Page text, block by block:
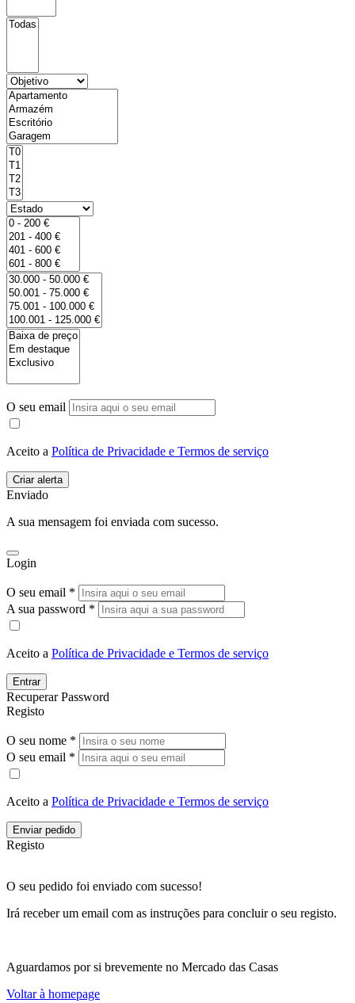
O seu email
Aceito a Política de Privacidade e Termos de serviço
Enviado
A sua mensagem foi enviada com sucesso.
Login
O seu email *
A sua password *
Aceito a Política de Privacidade e Termos de serviço
Entrar
Recuperar Password
Registo
O seu nome *
O seu email *
Aceito a Política de Privacidade e Termos de serviço
Enviar pedido
Registo
O seu pedido foi enviado com sucesso!
Irá receber um email com as instruções para concluir o seu registo.
Aguardamos por si brevemente no Mercado das Casas
Voltar à homepage